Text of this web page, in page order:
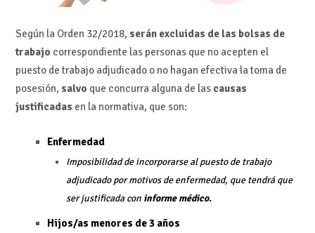
Según la Orden 32/2018, serán excluidas de las bolsas de
trabajo correspondiente las personas que no acepten el
puesto de trabajo adjudicado o no hagan efectiva la toma de
posesión, salvo que concurra alguna de las causas
justificadas en la normativa, que son:
Enfermedad
Imposibilidad de incorporarse al puesto de trabajo
adjudicado por motivos de enfermedad, que tendrá que
ser justificada con informe médico.
Hijos/as menores de 3 años